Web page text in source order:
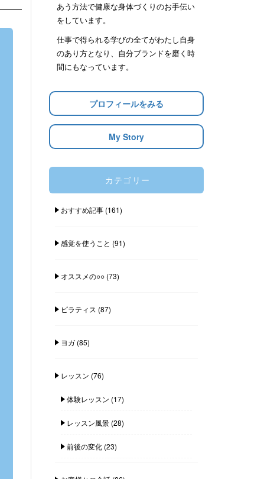
あう方法で健康な身体づくりのお手伝い
をしています。
仕事で得られる学びの全てがわたし自身
のあり方となり、自分ブランドを磨く時
間にもなっています。
プロフィールをみる
My Story
カテゴリー
おすすめ記事(161)
感覚を使うこと (91)
オススメの○○(73)
ピラティス (87)
ヨガ(85)
レッスン (76)
体験レッスン (17)
レッスン風景(28)
前後の変化(23)